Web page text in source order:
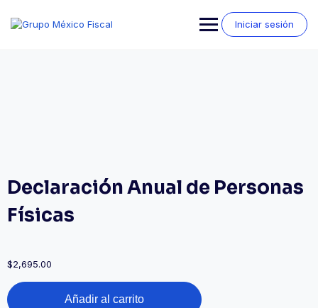
contenido
Iniciar sesión
Declaración Anual de Personas
Físicas
$2,695.00
Declaración
Anual
Añadir al carrito